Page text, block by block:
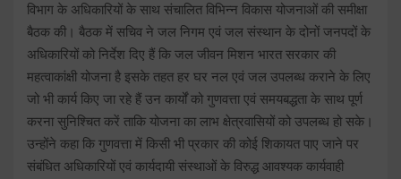
विभाग के अधिकारियों के साथ संचालित विभिन्न विकास योजनाओं की समीक्षा
बैठक की। बैठक में सचिव ने जल निगम एवं जल संस्थान के दोनों जनपदों के
अधिकारियों को निर्देश दिए हैं कि जल जीवन मिशन भारत सरकार की
महत्वाकांक्षी योजना है इसके तहत हर घर नल एवं जल उपलब्ध कराने के लिए
जो भी कार्य किए जा रहे हैं उन कार्यों को गुणवत्ता एवं समयबद्धता के साथ पूर्ण
करना सुनिश्चित करें ताकि योजना का लाभ क्षेत्रवासियों को उपलब्ध हो सके।
उन्होंने कहा कि गुणवत्ता में किसी भी प्रकार की कोई शिकायत पाए जाने पर
संबंधित अधिकारियों एवं कार्यदायी संस्थाओं के विरुद्ध आवश्यक कार्यवाही